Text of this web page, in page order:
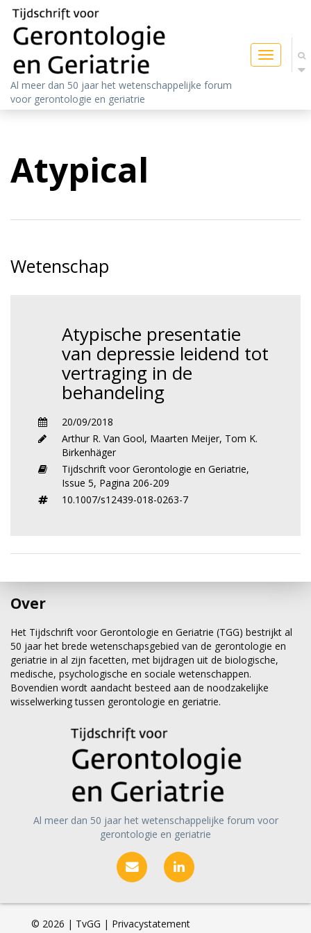
Toggle
navigation
Al meer dan 50 jaar het wetenschappelijke forum
voor gerontologie en geriatrie
Atypical
Wetenschap
Atypische presentatie
van depressie leidend tot
vertraging in de
behandeling
20/09/2018
Arthur R. Van Gool, Maarten Meijer, Tom K.
Birkenhäger
Tijdschrift voor Gerontologie en Geriatrie,
Issue 5, Pagina 206-209
10.1007/s12439-018-0263-7
Over
Het Tijdschrift voor Gerontologie en Geriatrie (TGG) bestrijkt al
50 jaar het brede wetenschapsgebied van de gerontologie en
geriatrie in al zijn facetten, met bijdragen uit de biologische,
medische, psychologische en sociale wetenschappen.
Bovendien wordt aandacht besteed aan de noodzakelijke
wisselwerking tussen gerontologie en geriatrie.
Al meer dan 50 jaar het wetenschappelijke forum voor
gerontologie en geriatrie
© 2026 | TvGG | Privacystatement